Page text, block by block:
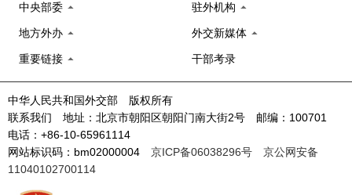
中央部委 驻外机构
地方外办 外交新媒体
重要链接 干部考录
中华人民共和国外交部 版权所有
联系我们 地址：北京市朝阳区朝阳门南大街2号 邮编：100701
电话：+86-10-65961114
网站标识码：bm02000004 京ICP备06038296号
京公网安备
11040102700114